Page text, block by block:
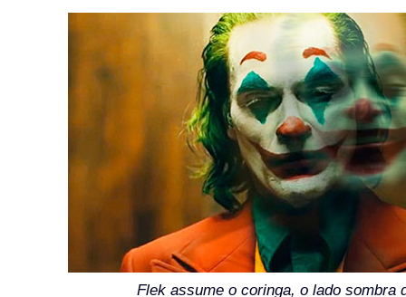
Flek assume o coringa, o lado sombra